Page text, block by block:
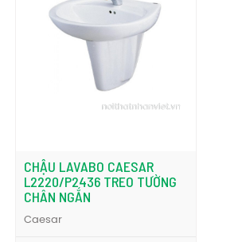
CHẬU LAVABO CAESAR
L2220/P2436 TREO TƯỜNG
CHÂN NGẮN
Caesar